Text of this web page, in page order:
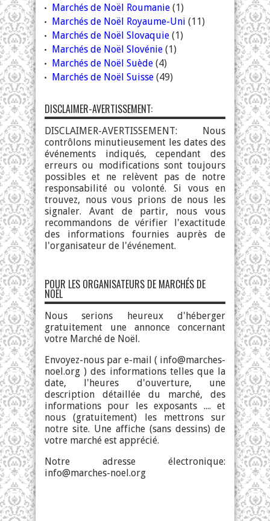
Marchés de Noël Roumanie (1)
Marchés de Noël Royaume-Uni (11)
Marchés de Noël Slovaquie (1)
Marchés de Noël Slovénie (1)
Marchés de Noël Suède (4)
Marchés de Noël Suisse (49)
DISCLAIMER-AVERTISSEMENT:
DISCLAIMER-AVERTISSEMENT: Nous
contrôlons minutieusement les dates des
événements indiqués, cependant des
erreurs ou modifications sont toujours
possibles et ne relèvent pas de notre
responsabilité ou volonté. Si vous en
trouvez, nous vous prions de nous les
signaler. Avant de partir, nous vous
recommandons de vérifier l'exactitude
des informations fournies auprès de
l'organisateur de l'événement.
POUR LES ORGANISATEURS DE MARCHÉS DE
NOËL
Nous serions heureux d'héberger
gratuitement une annonce concernant
votre Marché de Noël.
Envoyez-nous par e-mail ( info@marches-
noel.org ) des informations telles que la
date, l'heures d'ouverture, une
description détaillée du marché, des
informations pour les exposants .... et
nous (gratuitement) les mettrons sur
notre site. Une affiche (sans dessins) de
votre marché est apprécié.
Notre adresse électronique:
info@marches-noel.org